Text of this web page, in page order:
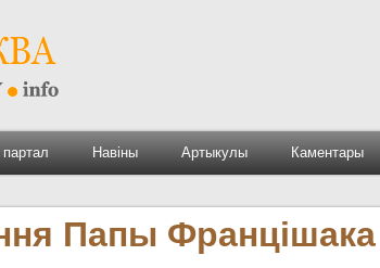
Навіны Артыкулы Каментары
Папы Францішака